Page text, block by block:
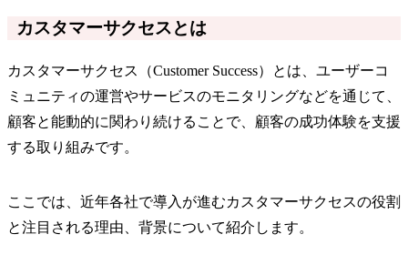
カスタマーサクセスとは
カスタマーサクセス（Customer Success）とは、ユーザーコ
ミュニティの運営やサービスのモニタリングなどを通じて、
顧客と能動的に関わり続けることで、顧客の成功体験を支援
する取り組みです。
ここでは、近年各社で導入が進むカスタマーサクセスの役割
と注目される理由、背景について紹介します。